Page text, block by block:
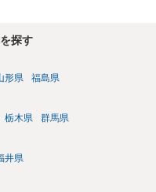
探す
形県 福島県
栃木県 群馬県
井県